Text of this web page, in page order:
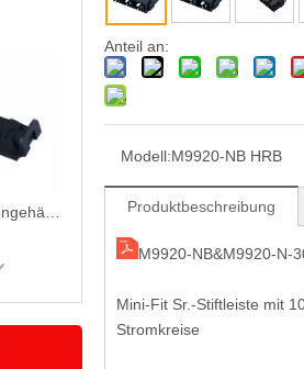
Anteil an:
Modell:M9920-NB HRB
Produktbeschreibung
M9920-NB&M9920-N-
Mini-Fit Sr.-Stiftleiste mit
Stromkreise